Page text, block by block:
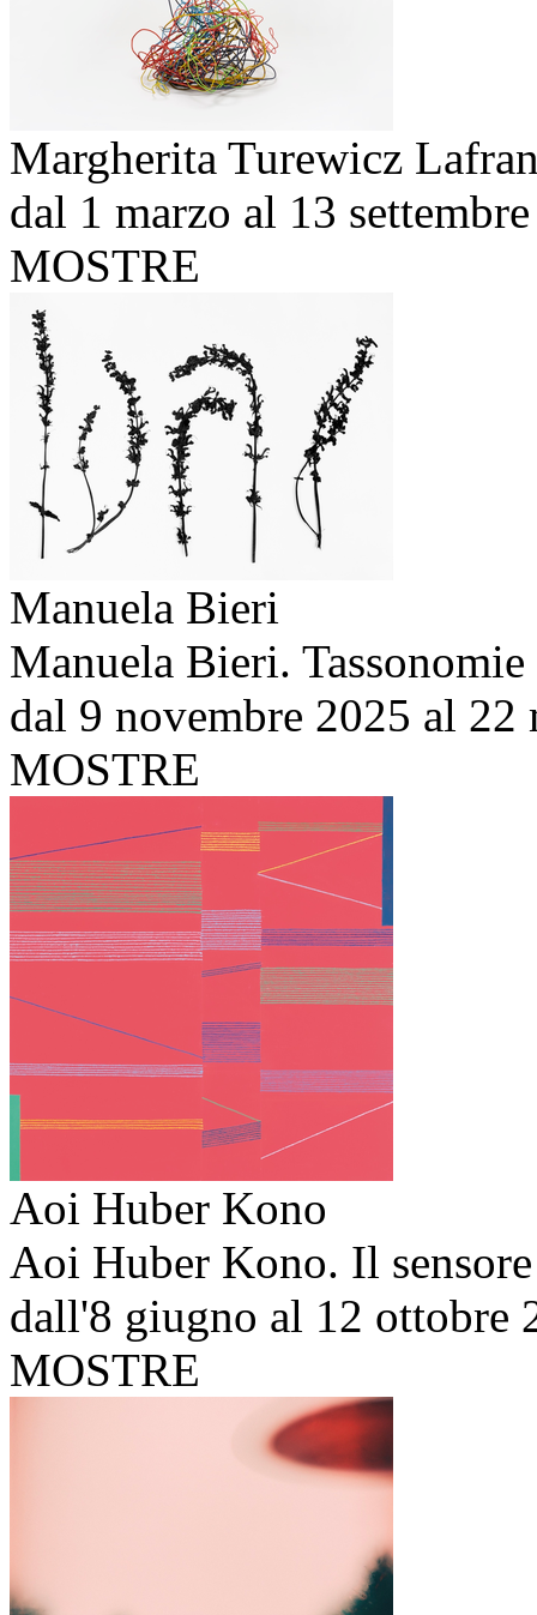
Margherita Turewicz
dal 1 marzo al 13
MOSTRE
Manuela Bieri
Manuela Bieri. Tassonomie
dal 9 novembre 2025 al 22
MOSTRE
Aoi Huber Kono
Aoi Huber Kono. Il sensore
dall'8 giugno al 12 ottobre
MOSTRE